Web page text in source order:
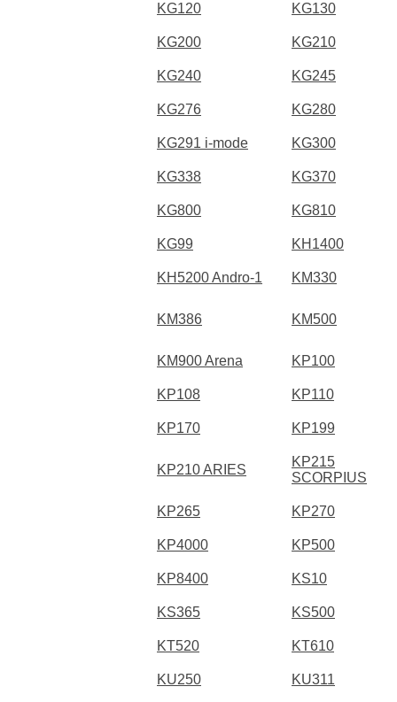
KG120 KG130
KG200 KG210
KG240 KG245
KG276 KG280
KG291 i-mode KG300
KG338 KG370
KG800 KG810
KG99 KH1400
KH5200 Andro-1 KM330
KM386 KM500
KM900 Arena KP100
KP108 KP110
KP170 KP199
KP210 ARIES
KP215
SCORPIUS
KP265 KP270
KP4000 KP500
KP8400 KS10
KS365 KS500
KT520 KT610
KU250 KU311